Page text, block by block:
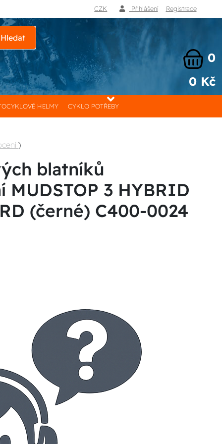
CZK Přihlášení Registrace
Hledat
0
0 Kč
HELMY CYKLO POTŘEBY
)
blatníků
3 HYBRID
(černé) C400-0024